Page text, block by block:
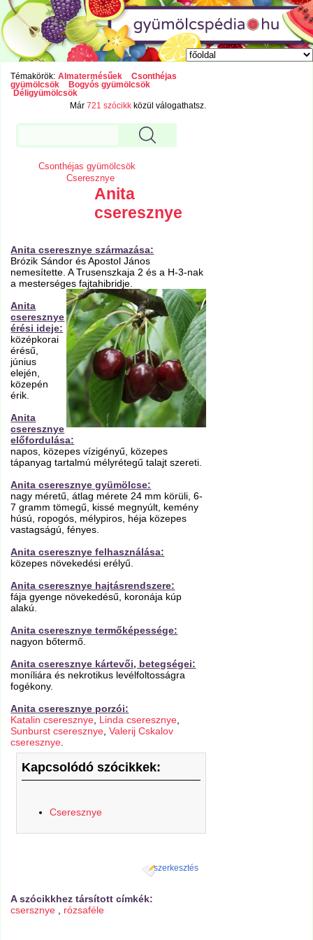
Témakörök: Almatermésűek
Csonthéjas
gyümölcsök
Bogyós gyümölcsök
Déligyümölcsök
Már721 szócikk közül válogathatsz.
Csonthéjas gyümölcsök
Cseresznye
Anita
cseresznye
Anita cseresznye származása:
Brózik Sándor és Apostol János
nemesítette. A Trusenszkaja 2 és a H-3-nak
a mesterséges fajtahibridje.
Anita
cseresznye
érési ideje:
középkorai
érésű,
június
elején,
közepén
érik.
Anita
cseresznye
előfordulása:
napos, közepes vízigényű, közepes
tápanyag tartalmú mélyrétegű talajt szereti.
Anita cseresznye gyümölcse:
nagy méretű, átlag mérete 24 mm körüli, 6-
7 gramm tömegű, kissé megnyúlt, kemény
húsú, ropogós, mélypiros, héja közepes
vastagságú, fényes.
Anita cseresznye felhasználása:
közepes növekedési erélyű.
Anita cseresznye hajtásrendszere:
fája gyenge növekedésű, koronája kúp
alakú.
Anita cseresznye termőképessége:
nagyon bőtermő.
Anita cseresznye kártevői, betegségei:
moníliára és nekrotikus levélfoltosságra
fogékony.
Anita cseresznye porzói:
Katalin cseresznye Linda cseresznye
Sunburst cseresznye ,Valerij Cskalov
cseresznye
Kapcsolódó szócikkek:
Cseresznye
szerkesztés
A szócikkhez társított címkék:
csersznye
rózsaféle